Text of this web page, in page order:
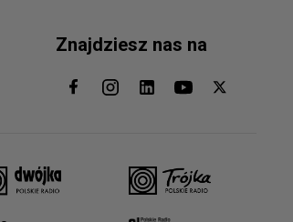
Znajdziesz nas na